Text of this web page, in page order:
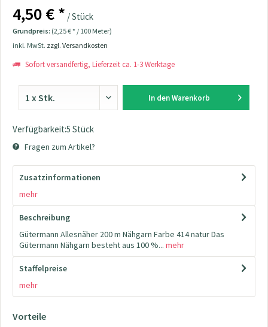
4,50 € * / Stück
Grundpreis: (2,25 € * / 100 Meter)
inkl. MwSt. zzgl. Versandkosten
Sofort versandfertig, Lieferzeit ca. 1-3 Werktage
In den Warenkorb
Verfügbarkeit:5 Stück
Fragen zum Artikel?
Zusatzinformationen
mehr
Beschreibung
Gütermann Allesnäher 200 m Nähgarn Farbe 414 natur Das
Gütermann Nähgarn besteht aus 100 %... mehr
Staffelpreise
mehr
Vorteile